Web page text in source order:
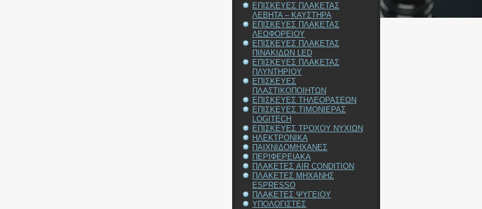
ΕΠΙΣΚΕΥΕΣ ΠΛΑΚΕΤΑΣ
ΛΕΒΗΤΑ – ΚΑΥΣΤΗΡΑ
ΕΠΙΣΚΕΥΕΣ ΠΛΑΚΕΤΑΣ
ΛΕΩΦΟΡΕΙΟΥ
ΕΠΙΣΚΕΥΕΣ ΠΛΑΚΕΤΑΣ
ΠΙΝΑΚΙΔΩΝ LED
ΕΠΙΣΚΕΥΕΣ ΠΛΑΚΕΤΑΣ
ΠΛΥΝΤΗΡΙΟΥ
ΕΠΙΣΚΕΥΕΣ
ΠΛΑΣΤΙΚΟΠΟΙΗΤΩΝ
ΕΠΙΣΚΕΥΕΣ ΤΗΛΕΟΡΑΣΕΩΝ
ΕΠΙΣΚΕΥΕΣ ΤΙΜΟΝΙΕΡΑΣ
LOGITECH
ΕΠΙΣΚΕΥΕΣ ΤΡΟΧΟΥ ΝΥΧΙΩΝ
ΗΛΕΚΤΡΟΝΙΚΑ
ΠΑΙΧΝΙΔΟΜΗΧΑΝΕΣ
ΠΕΡΙΦΕΡΕΙΑΚΑ
ΠΛΑΚΕΤΕΣ AIR CONDITION
ΠΛΑΚΕΤΕΣ ΜΗΧΑΝΗΣ
ESPRESSO
ΠΛΑΚΕΤΕΣ ΨΥΓΕΙΟΥ
ΥΠΟΛΟΓΙΣΤΕΣ